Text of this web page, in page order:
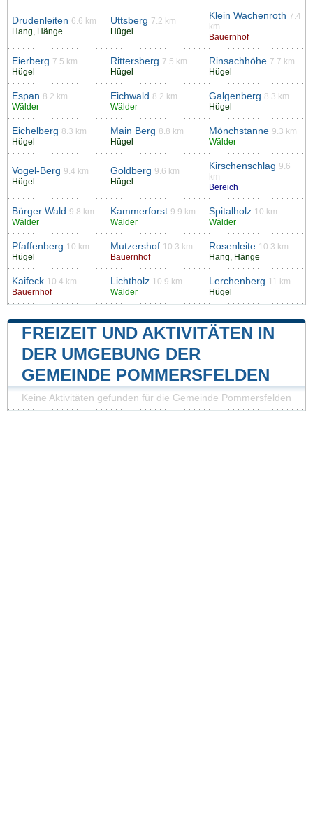
Drudenleiten 6.6 km
Hang, Hänge
Uttsberg 7.2 km
Hügel
Klein Wachenroth 7.4
km
Bauernhof
Eierberg 7.5 km
Hügel
Rittersberg 7.5 km
Hügel
Rinsachhöhe 7.7 km
Hügel
Espan 8.2 km
Wälder
Eichwald 8.2 km
Wälder
Galgenberg 8.3 km
Hügel
Eichelberg 8.3 km
Hügel
Main Berg 8.8 km
Hügel
Mönchstanne 9.3 km
Wälder
Vogel-Berg 9.4 km
Hügel
Goldberg 9.6 km
Hügel
Kirschenschlag 9.6
km
Bereich
Bürger Wald 9.8 km
Wälder
Kammerforst 9.9 km
Wälder
Spitalholz 10 km
Wälder
Pfaffenberg 10 km
Hügel
Mutzershof 10.3 km
Bauernhof
Rosenleite 10.3 km
Hang, Hänge
Kaifeck 10.4 km
Bauernhof
Lichtholz 10.9 km
Wälder
Lerchenberg 11 km
Hügel
FREIZEIT UND AKTIVITÄTEN IN
DER UMGEBUNG DER
GEMEINDE POMMERSFELDEN
Keine Aktivitäten gefunden für die Gemeinde Pommersfelden